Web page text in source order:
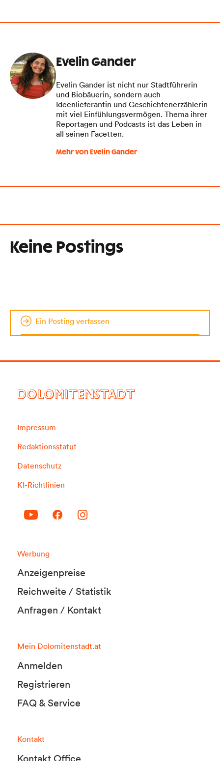
Evelin Gander
Evelin Gander ist nicht nur Stadtführerin
und Biobäuerin, sondern auch
Ideenlieferantin und Geschichtenerzählerin
mit viel Einfühlungsvermögen. Thema ihrer
Reportagen und Podcasts ist das Leben in
all seinen Facetten.
Mehr von Evelin Gander
Keine Postings
Ein Posting verfassen
DOLOMITENSTADT
Impressum
Redaktionsstatut
Datenschutz
KI-Richtlinien
Werbung
Anzeigenpreise
Reichweite / Statistik
Anfragen / Kontakt
Mein Dolomitenstadt.at
Anmelden
Registrieren
FAQ & Service
Kontakt
Kontakt Office